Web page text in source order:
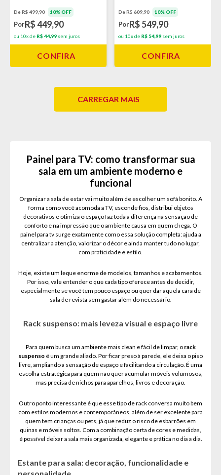
De R$ 499,90 10% OFF
PorR$ 449,90
ou 10x de R$ 44,99 sem juros
CONFIRA
De R$ 609,90 10% OFF
PorR$ 549,90
ou 10x de R$ 54,99 sem juros
CONFIRA
CARREGAR MAIS
Painel para TV: como transformar sua
sala em um ambiente moderno e
funcional
Organizar a sala de estar vai muito além de escolher um sofá bonito. A
forma como você acomoda a TV, esconde fios, distribui objetos
decorativos e otimiza o espaço faz toda a diferença na sensação de
conforto e na impressão que o ambiente causa em quem chega. O
painel para tv surge exatamente como essa solução completa: ajuda a
centralizar a atenção, valorizar o décor e ainda manter tudo no lugar,
com praticidade e estilo.
Hoje, existe um leque enorme de modelos, tamanhos e acabamentos.
Por isso, vale entender o que cada tipo oferece antes de decidir,
especialmente se você tem pouco espaço ou quer dar aquela cara de
sala de revista sem gastar além do necessário.
Rack suspenso: mais leveza visual e espaço livre
Para quem busca um ambiente mais clean e fácil de limpar, o rack
suspenso é um grande aliado. Por ficar preso à parede, ele deixa o piso
livre, ampliando a sensação de espaço e facilitando a circulação. É uma
escolha estratégica para quem não quer acumular móveis volumosos,
mas precisa de nichos para aparelhos, livros e decoração.
Outro ponto interessante é que esse tipo de rack conversa muito bem
com estilos modernos e contemporâneos, além de ser excelente para
quem tem crianças ou pets, já que reduz o risco de esbarrões em
quinas e móveis soltos. Com a combinação certa de cores e medidas,
é possível deixar a sala mais organizada, elegante e prática no dia a dia.
Estante para sala: decoração, funcionalidade e